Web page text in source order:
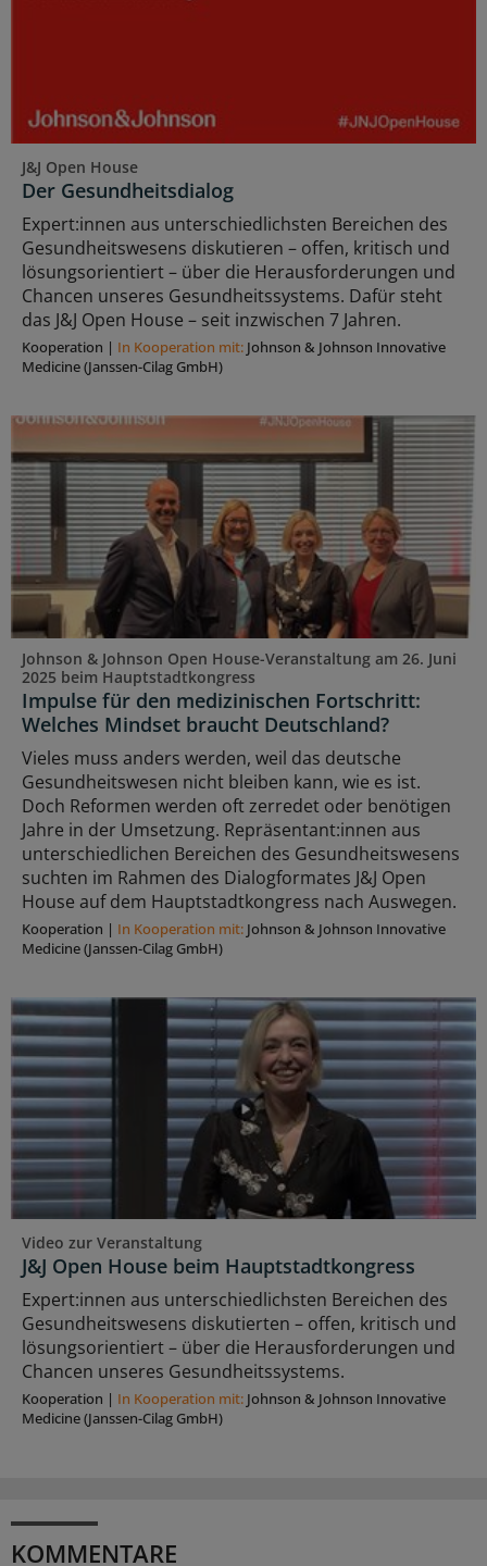
J&J Open House
Der Gesundheitsdialog
Expert:innen aus unterschiedlichsten Bereichen des
Gesundheitswesens diskutieren – offen, kritisch und
lösungsorientiert – über die Herausforderungen und
Chancen unseres Gesundheitssystems. Dafür steht
das J&J Open House – seit inzwischen 7 Jahren.
Kooperation | In Kooperation mit: Johnson & Johnson Innovative
Medicine (Janssen-Cilag GmbH)
Johnson & Johnson Open House-Veranstaltung am 26. Juni
2025 beim Hauptstadtkongress
Impulse für den medizinischen Fortschritt:
Welches Mindset braucht Deutschland?
Vieles muss anders werden, weil das deutsche
Gesundheitswesen nicht bleiben kann, wie es ist.
Doch Reformen werden oft zerredet oder benötigen
Jahre in der Umsetzung. Repräsentant:innen aus
unterschiedlichen Bereichen des Gesundheitswesens
suchten im Rahmen des Dialogformates J&J Open
House auf dem Hauptstadtkongress nach Auswegen.
Kooperation | In Kooperation mit: Johnson & Johnson Innovative
Medicine (Janssen-Cilag GmbH)
Video zur Veranstaltung
J&J Open House beim Hauptstadtkongress
Expert:innen aus unterschiedlichsten Bereichen des
Gesundheitswesens diskutierten – offen, kritisch und
lösungsorientiert – über die Herausforderungen und
Chancen unseres Gesundheitssystems.
Kooperation | In Kooperation mit: Johnson & Johnson Innovative
Medicine (Janssen-Cilag GmbH)
KOMMENTARE